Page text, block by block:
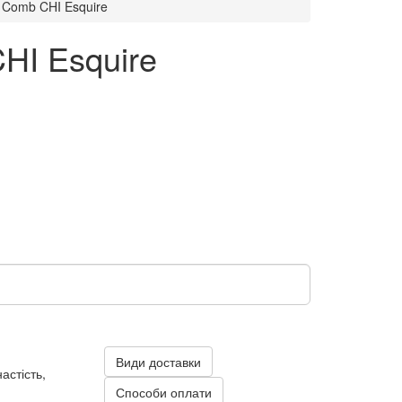
Comb CHI Esquire
Esquire
Види доставки
Способи оплати